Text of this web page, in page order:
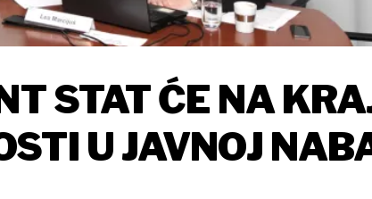
STAT ĆE NA
U JAVNOJ